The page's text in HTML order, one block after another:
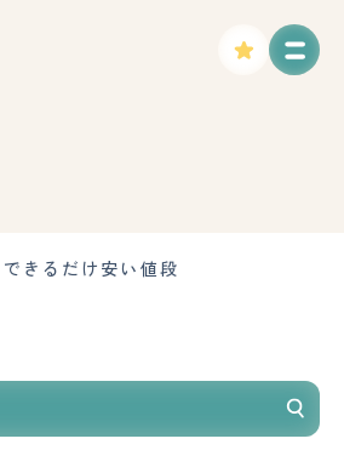
きるだけ安い値段